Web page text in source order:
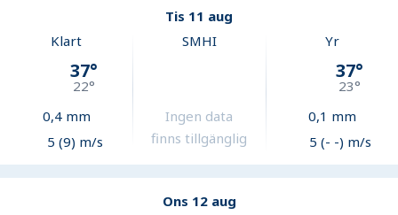
Tis 11 aug
Klart
37°
22°
0,4mm
5 (9) m/s
SMHI
Ingen data
finns tillgänglig
Yr
37°
23°
0,1 mm
5 (- -) m/s
Ons 12 aug